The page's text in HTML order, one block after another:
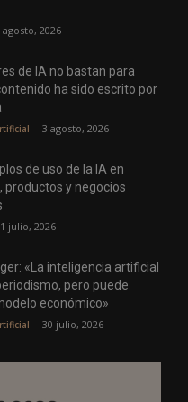
agosto, 2026
de IA no bastan para
ha sido escrito por
3 agosto, 2026
de uso de la IA en
productos y negocios
julio, 2026
«La inteligencia artificial
pero puede
económico»
30 julio, 2026